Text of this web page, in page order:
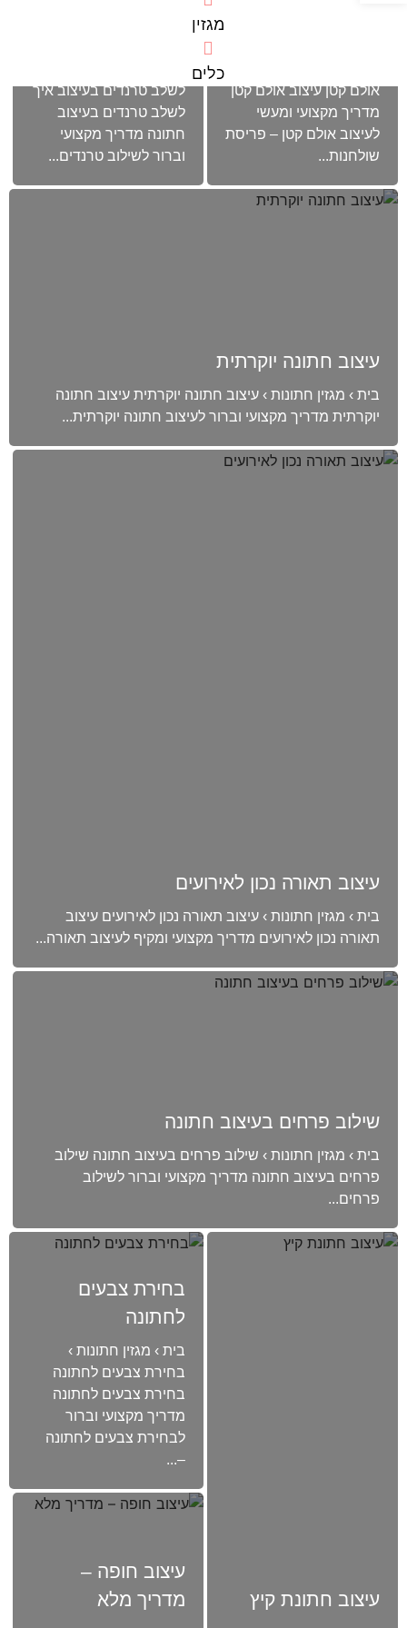
מגזין
כלים
אולם קטן עיצוב אולם קטן
מדריך מקצועי ומעשי
לעיצוב אולם קטן – פריסת
שולחנות...
לשלב טרנדים בעיצוב איך
לשלב טרנדים בעיצוב
חתונה מדריך מקצועי
וברור לשילוב טרנדים...
עיצוב חתונה יוקרתית
בית › מגזין חתונות › עיצוב חתונה יוקרתית עיצוב חתונה
יוקרתית מדריך מקצועי וברור לעיצוב חתונה יוקרתית...
עיצוב תאורה נכון לאירועים
בית › מגזין חתונות › עיצוב תאורה נכון לאירועים עיצוב
תאורה נכון לאירועים מדריך מקצועי ומקיף לעיצוב תאורה...
שילוב פרחים בעיצוב חתונה
בית › מגזין חתונות › שילוב פרחים בעיצוב חתונה שילוב
פרחים בעיצוב חתונה מדריך מקצועי וברור לשילוב
פרחים...
עיצוב חתונת קיץ
בחירת צבעים
לחתונה
בית › מגזין חתונות ›
בחירת צבעים לחתונה
בחירת צבעים לחתונה
מדריך מקצועי וברור
לבחירת צבעים לחתונה
–...
עיצוב חופה –
מדריך מלא